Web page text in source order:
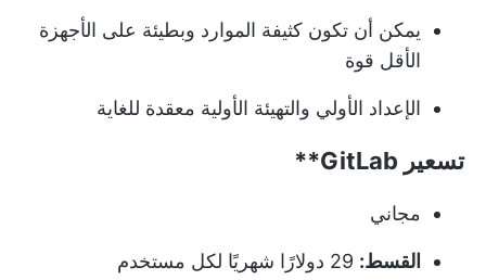
يمكن أن تكون كثيفة الموارد وبطيئة على الأجهزة
الأقل قوة
الإعداد الأولي والتهيئة الأولية معقدة للغاية
تسعير GitLab**
مجاني
القسط: